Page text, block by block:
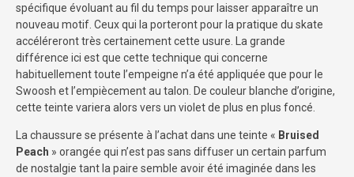
spécifique évoluant au fil du temps pour laisser apparaître un
nouveau motif. Ceux qui la porteront pour la pratique du skate
accéléreront très certainement cette usure. La grande
différence ici est que cette technique qui concerne
habituellement toute l’empeigne n’a été appliquée que pour le
Swoosh et l’empiècement au talon. De couleur blanche d’origine,
cette teinte variera alors vers un violet de plus en plus foncé.
La chaussure se présente à l’achat dans une teinte « Bruised
Peach » orangée qui n’est pas sans diffuser un certain parfum
de nostalgie tant la paire semble avoir été imaginée dans les